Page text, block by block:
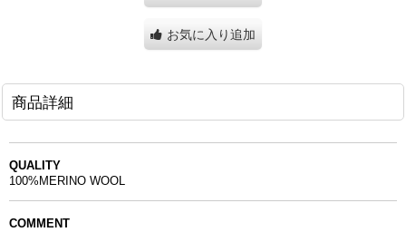
お気に入り追加
商品詳細
QUALITY
100%MERINO WOOL
COMMENT